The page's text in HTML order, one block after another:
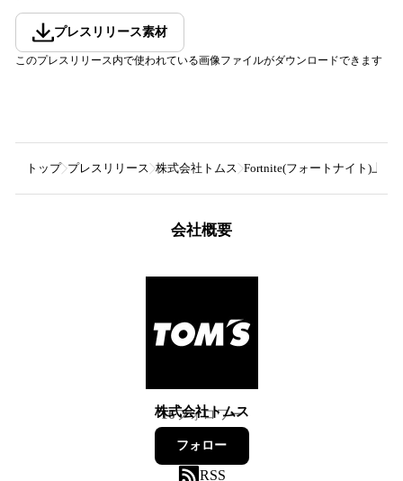
プレスリリース素材
このプレスリリース内で使われている画像ファイルがダウンロードできます
トップ プレスリリース 株式会社トムス Fortnite(フォートナイト)上に
会社概要
株式会社トムス
16フォロワー
フォロー
RSS